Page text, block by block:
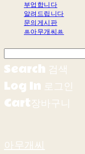
부업합니다
알려드립니다
문의게시판
ꔛ아무개씨ꔛ
Search 검색
Log In 로그인
Cart장바구니
아무개씨